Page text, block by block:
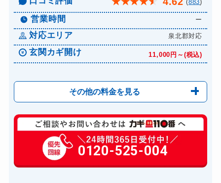
(883)
営業時間 ー
対応エリア 泉北郡対応
玄関カギ開け 11,000円～(税込)
その他の料金を見る
玄関カギ修理 6,600円～(税込)
玄関カギ作成 14,300円～(税込)
玄関カギ交換 14,300円～(税込)
0120-525-004